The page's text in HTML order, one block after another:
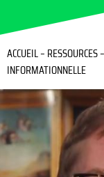
ACCUEIL– RESSOURCES–
INFORMATIONNELLE